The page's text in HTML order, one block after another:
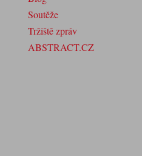
Soutěže
Tržiště zpráv
ABSTRACT.CZ